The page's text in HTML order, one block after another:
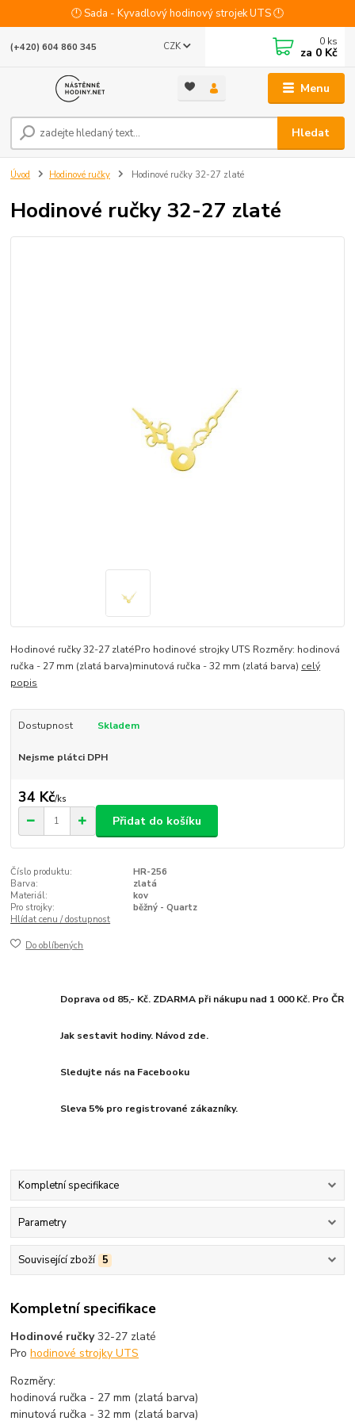
🕛 Sada - Kyvadlový hodinový strojek UTS 🕛
Menu
CZK
Hledat
(+420) 604 860 345 0 ks
za 0 Kč
Úvod Hodinové ručky Hodinové ručky 32-27 zlaté
Hodinové ručky 32-27 zlaté
Hodinové ručky 32-27 zlatéPro hodinové strojky UTS Rozměry: hodinová
ručka - 27 mm (zlatá barva)minutová ručka - 32 mm (zlatá barva) celý
popis
Dostupnost Skladem
Nejsme plátci DPH
34 Kč/ks
Přidat do košíku
Číslo produktu:
HR-256
Barva:
zlatá
Materiál:
kov
Pro strojky:
běžný - Quartz
Hlídat cenu / dostupnost
Do oblíbených
Doprava od 85,- Kč. ZDARMA při nákupu nad 1 000 Kč. Pro ČR
Jak sestavit hodiny. Návod zde.
Sledujte nás na Facebooku
Sleva 5% pro registrované zákazníky.
Kompletní specifikace
Parametry
Související zboží 5
Kompletní specifikace
Hodinové ručky32-27 zlaté
Prohodinové strojky UTS
Rozměry:
hodinová ručka - 27 mm (zlatá barva)
minutová ručka - 32 mm (zlatá barva)